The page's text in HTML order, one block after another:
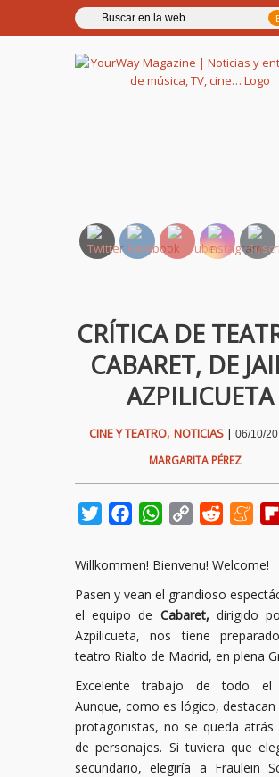
CRÍTICA DE
CABARET, DE
AZPILICUETA
CINE Y TEATRO, NOTICIAS | 06/10/
MARGARITA PÉREZ
TwitterFacebookWhatsApp
Copy
Reddit
Willkommen! Bienvenu! Welcome!
Pasen y vean el grandioso
el equipo de Cabaret, dirigido
Azpilicueta, nos tiene
teatro Rialto de Madrid, en plena
Excelente trabajo de todo el
Aunque, como es lógico, destacan
protagonistas, no se queda atrás
de personajes. Si tuviera que
secundario, elegiría a Fraulein